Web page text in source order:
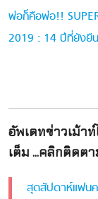
พ่อก็คือพ่อ!!
2019 : 14 ปีที่ยังยื
อัพเดทข่าวเม้า
เต็ม ...คลิกติดต
สุดสัปดาห์แฟน